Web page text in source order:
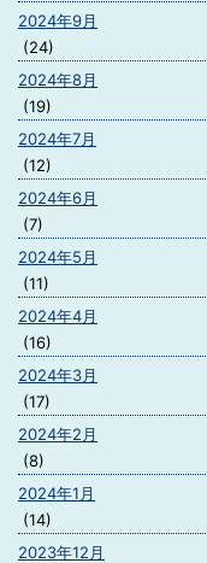
2024年9月
(24)
2024年8月
(19)
2024年7月
(12)
2024年6月
(7)
2024年5月
(11)
2024年4月
(16)
2024年3月
(17)
2024年2月
(8)
2024年1月
(14)
2023年12月